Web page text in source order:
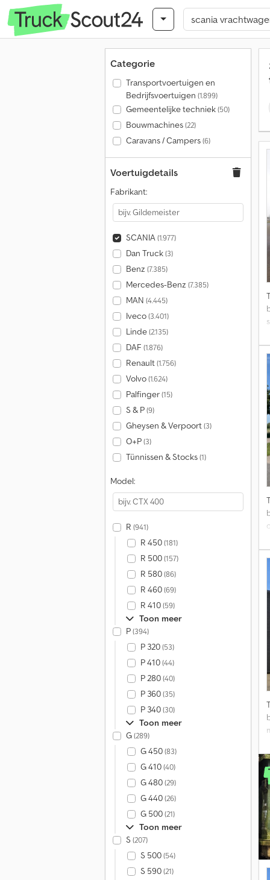
Categorie
Transportvoertuigen en
Bedrijfsvoertuigen (1.899)
Gemeentelijke techniek(50)
Bouwmachines(22)
Caravans / Campers(6)
Voertuigdetails
Fabrikant:
SCANIA(1.977)
Dan Truck(3)
Benz (7.385)
Mercedes-Benz (7.385)
MAN (4.445)
Iveco(3.401)
Linde(2.135)
DAF (1.876)
Renault(1.756)
Volvo(1.624)
Palfinger(15)
S & P(9)
Gheysen & Verpoort(3)
O+P(3)
Tünnissen & Stocks(1)
Model:
R (941)
R 450(181)
R 500(157)
R 580(86)
R 460(69)
R 410(59)
Toon meer
P(394)
P 320(53)
P 410(44)
P 280(40)
P 360(35)
P 340(30)
Toon meer
G(289)
G 450(83)
G 410(40)
G 480(29)
G 440(26)
G 500(21)
Toon meer
S (207)
S 500(54)
S 590(21)